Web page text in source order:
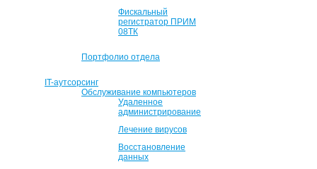
Фискальный
регистратор ПРИМ
08ТК
Портфолио отдела
IT-аутсорсинг
Обслуживание компьютеров
Удаленное
администрирование
Лечение вирусов
Восстановление
данных